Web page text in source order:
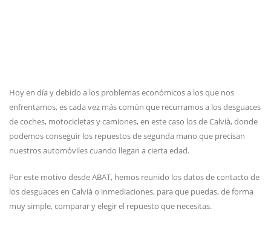
Hoy en día y debido a los problemas económicos a los que nos
enfrentamos, es cada vez más común que recurramos a los desguaces
de coches, motocicletas y camiones, en este caso los de Calvià, donde
podemos conseguir los repuestos de segunda mano que precisan
nuestros automóviles cuando llegan a cierta edad.
Por este motivo desde ABAT, hemos reunido los datos de contacto de
los desguaces en Calvià o inmediaciones, para que puedas, de forma
muy simple, comparar y elegir el repuesto que necesitas.